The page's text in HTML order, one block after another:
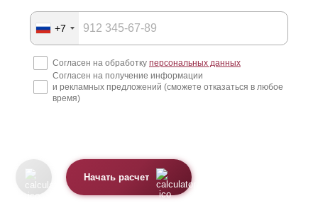
+7
Согласен на обработку персональных данных
Согласен на получение информации
и рекламных предложений (сможете отказаться в любое
время)
Начать расчет